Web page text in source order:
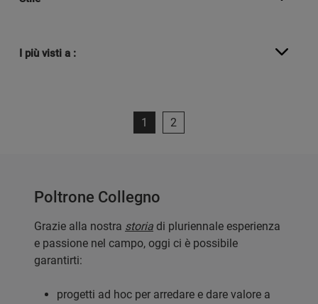
I più visti a :
1 2
Poltrone Collegno
Grazie alla nostra storia di pluriennale esperienza
e passione nel campo, oggi ci è possibile
garantirti:
progetti ad hoc per arredare e dare valore a